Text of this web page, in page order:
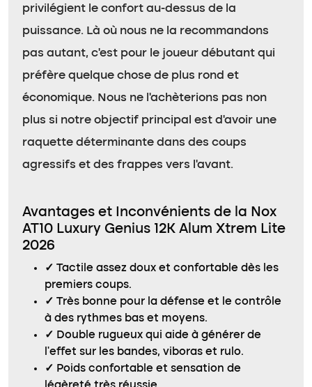
privilégient le confort au-dessus de la
puissance. Là où nous ne la recommandons
pas autant, c’est pour le joueur débutant qui
préfère quelque chose de plus rond et
économique. Nous ne l’achèterions pas non
plus si notre objectif principal est d’avoir une
raquette déterminante dans des coups
agressifs et des frappes vers l’avant.
Avantages et Inconvénients de la Nox
AT10 Luxury Genius 12K Alum Xtrem Lite
2026
✓ Tactile assez doux et confortable dès les
premiers coups.
✓ Très bonne pour la défense et le contrôle
à des rythmes bas et moyens.
✓ Double rugueux qui aide à générer de
l’effet sur les bandes, viboras et rulo.
✓ Poids confortable et sensation de